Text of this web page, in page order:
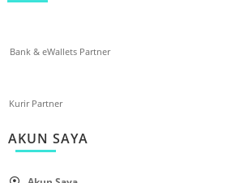
Bank & eWallets Partner
Kurir Partner
AKUN SAYA